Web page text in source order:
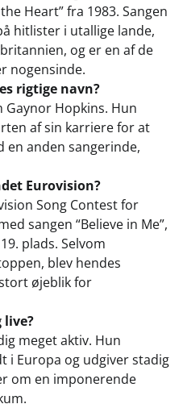
Heart” fra 1983. Sangen
hitlister i utallige lande,
og er en af de
nogensinde.
rigtige navn?
Gaynor Hopkins. Hun
af sin karriere for at
en anden sangerinde,
Eurovision?
Song Contest for
sangen “Believe in Me”,
plads. Selvom
blev hendes
øjeblik for
meget aktiv. Hun
Europa og udgiver stadig
om en imponerende